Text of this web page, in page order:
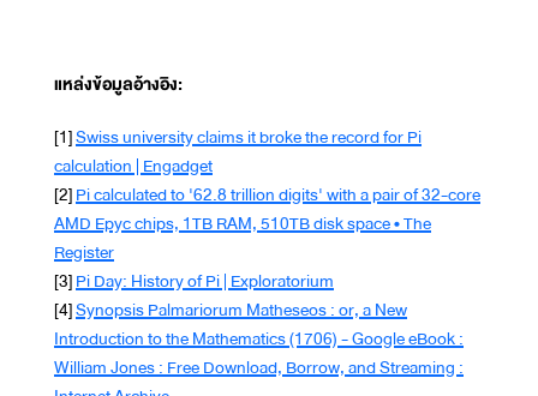
แหล่งข้อมูลอ้างอิง:
[1]Swiss university claims it broke the record for Pi
calculation | Engadget
[2]Pi calculated to '62.8 trillion digits' with a pair of 32-core
AMD Epyc chips, 1TB RAM, 510TB disk space • The
Register
[3]Pi Day: History of Pi | Exploratorium
[4]Synopsis Palmariorum Matheseos : or, a New
Introduction to the Mathematics (1706) - Google eBook :
William Jones : Free Download, Borrow, and Streaming :